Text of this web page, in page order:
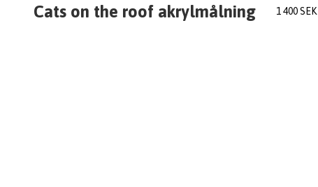
Cats on the roof akrylmålning 1 400 SEK